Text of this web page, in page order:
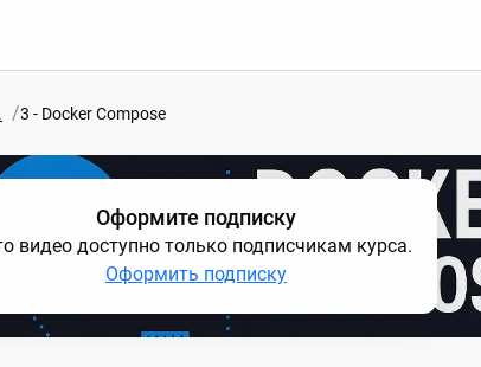
/3 - Docker Compose
Оформите подписку
видео доступно только подписчикам курса.
Оформить подписку